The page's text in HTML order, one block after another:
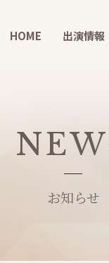
HOME 出演情報
お知らせ